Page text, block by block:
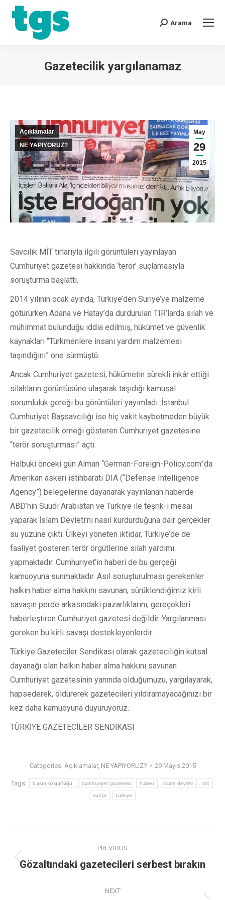
Arama
Gazetecilik yargılanamaz
May
29
2015
Açıklamalar
NE YAPIYORUZ?
Savcılık MİT tırlarıyla ilgili görüntüleri yayınlayan
Cumhuriyet gazetesi hakkında ‘terör’ suçlamasıyla
soruşturma başlattı.
2014 yılının ocak ayında, Türkiye’den Suriye’ye malzeme
götürürken Adana ve Hatay’da durdurulan TIR’larda silah ve
mühimmat bulunduğu iddia edilmiş, hükümet ve güvenlik
kaynakları “Türkmenlere insani yardım malzemesi
taşındığını” öne sürmüştü.
Ancak Cumhuriyet gazetesi, hükümetin sürekli inkâr ettiği
silahların görüntüsüne ulaşarak taşıdığı kamusal
sorumluluk gereği bu görüntüleri yayımladı. İstanbul
Cumhuriyet Başsavcılığı ise hiç vakit kaybetmeden büyük
bir gazetecilik örneği gösteren Cumhuriyet gazetesine
“terör soruşturması” açtı.
Halbuki önceki gün Alman “German-Foreign-Policy.com”da
Amerikan askeri istihbaratı DIA (“Defense Intelligence
Agency”) belegelerine dayanarak yayınlanan haberde
ABD’nin Suudi Arabistan ve Türkiye ile teşrik-i mesai
yaparak İslam Devleti’ni nasıl kurdurduğuna dair gerçekler
su yüzüne çıktı. Ülkeyi yöneten iktidar, Türkiye’de de
faaliyet gösteren terör örgütlerine silah yardımı
yapmaktadır. Cumhuriyet’in haberi de bu gerçeği
kamuoyuna sunmaktadır. Asıl soruşturulması gerekenler
halkın haber alma hakkını savunan, sürüklendiğimiz kirli
savaşın perde arkasındaki pazarlıklarını, gereçekleri
haberleştiren Cumhuriyet gazetesi değildir. Yargılanması
gereken bu kirli savaşı destekleyenlerdir.
Türkiye Gazeteciler Sendikası olarak gazeteciliğin kutsal
dayanağı olan halkın haber alma hakkını savunan
Cumhuriyet gazetesinin yanında olduğumuzu, yargılayarak,
hapsederek, öldürerek gazetecileri yıldıramayacağınızı bir
kez daha kamuoyuna duyuruyoruz.
TÜRKİYE GAZETECİLER SENDİKASI
Categories: Açıklamalar, NE YAPIYORUZ? 29 Mayıs 2015
Tags: basın özgürlüğü cumhuriyet gazetesi haber islam devleti mit
suriye türkiye
PREVIOUS
Gözaltındaki gazetecileri serbest bırakın
NEXT